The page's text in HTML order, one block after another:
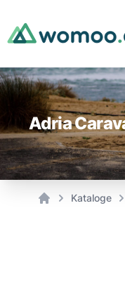
Adria
Kataloge